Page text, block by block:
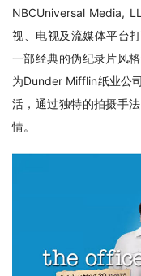
NBCUniversal Media,
视、电视及流媒体平台
一部经典的伪纪录片风
为Dunder Mifflin纸业公
活，通过独特的拍摄手
情。